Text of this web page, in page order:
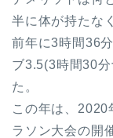
半に体が持たな
前年に3時間36
ブ3.5(3時間30
た。
この年は、2020
ラソン大会の開